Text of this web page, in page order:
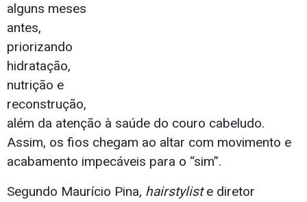
alguns meses
antes,
priorizando
hidratação,
nutrição e
reconstrução,
além da atenção à saúde do couro cabeludo.
Assim, os fios chegam ao altar com movimento e
acabamento impecáveis para o “sim”.
Segundo Maurício Pina, hairstyliste diretor